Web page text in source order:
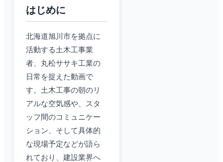
はじめに
北海道旭川市を拠点に
活動する土木工事業
者、丸松ササキ工業の
日常を捉えた動画で
す。土木工事の朝のリ
アルな空気感や、スタ
ッフ間のコミュニケー
ション、そして具体的
な現場予定などが語ら
れており、建設業界へ